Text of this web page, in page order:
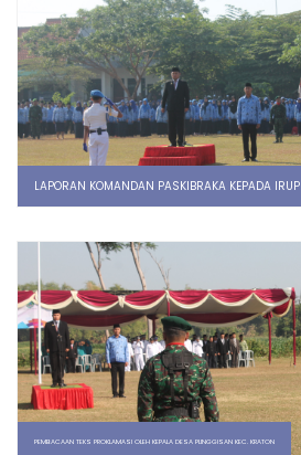
LAPORAN KOMANDAN PASKIBRAKA KEPADA IRUP
PEMBACAAN TEKS PROKLAMASI OLEH KEPALA DESA PLINGGISAN KEC. KRATON